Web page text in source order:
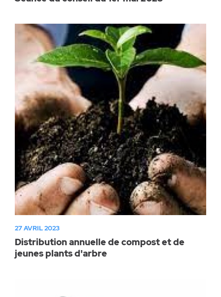
27 AVRIL 2023
Distribution annuelle de compost et de
jeunes plants d'arbre